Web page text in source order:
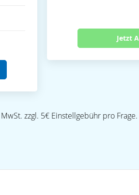
Jetzt
zzgl. 5€ Einstellgebühr pro Frage.